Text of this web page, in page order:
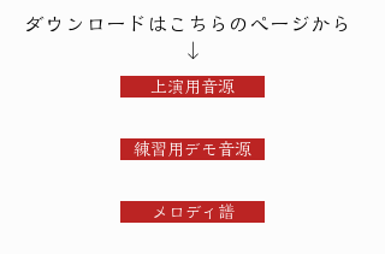
ダウンロードはこちらのページから
​↓
上演用音源
練習用デモ音源
メロディ譜